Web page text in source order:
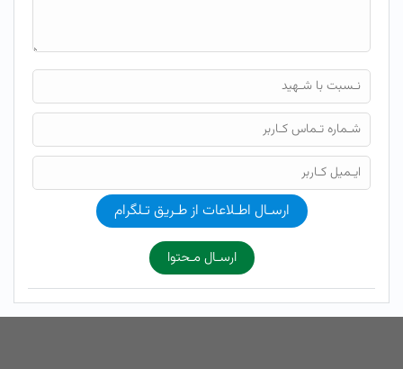
ارسـال اطـلاعات از طـریق تـلگرام
ارسـال مـحتوا